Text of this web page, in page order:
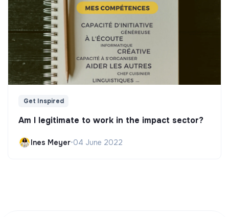
Get Inspired
Am I legitimate to work in the impact sector?
Ines Meyer•04 June 2022